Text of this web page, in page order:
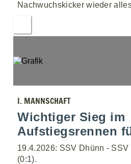
Nachwuchskicker wieder
I. MANNSCHAFT
Wichtiger Sieg im
Aufstiegsrennen
19.4.2026: SSV Dhünn -
(0:1).